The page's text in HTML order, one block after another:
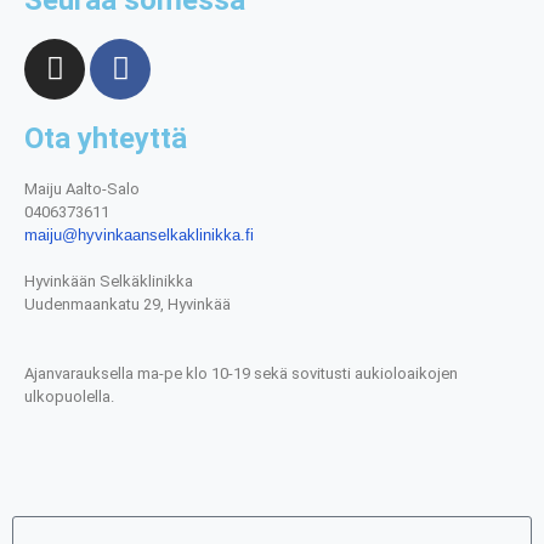
Ota yhteyttä
Maiju Aalto-Salo
0406373611
maiju@hyvinkaanselkaklinikka.fi
Hyvinkään Selkäklinikka
Uudenmaankatu 29, Hyvinkää
Ajanvarauksella ma-pe klo 10-19 sekä sovitusti aukioloaikojen
ulkopuolella.